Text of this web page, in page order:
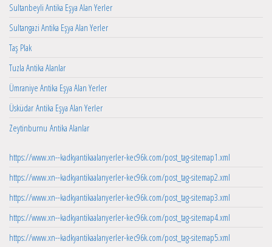
Sultanbeyli Antika Eşya Alan Yerler
Sultangazi Antika Eşya Alan Yerler
Taş Plak
Tuzla Antika Alanlar
Ümraniye Antika Eşya Alan Yerler
Üsküdar Antika Eşya Alan Yerler
Zeytinburnu Antika Alanlar
https://www.xn--kadkyantikaalanyerler-kec96k.com/post_tag-sitemap1.xml
https://www.xn--kadkyantikaalanyerler-kec96k.com/post_tag-sitemap2.xml
https://www.xn--kadkyantikaalanyerler-kec96k.com/post_tag-sitemap3.xml
https://www.xn--kadkyantikaalanyerler-kec96k.com/post_tag-sitemap4.xml
https://www.xn--kadkyantikaalanyerler-kec96k.com/post_tag-sitemap5.xml